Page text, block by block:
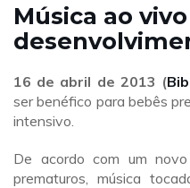
Música ao
16 de abril de 2013 (
ser benéfico para bebês
intensivo.
De acordo com um
prematuros, música